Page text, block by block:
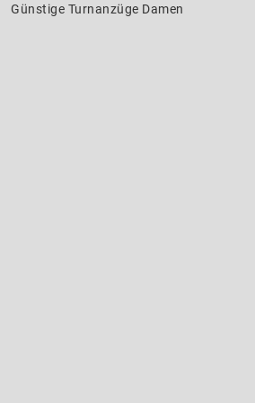
Günstige Turnanzüge Damen